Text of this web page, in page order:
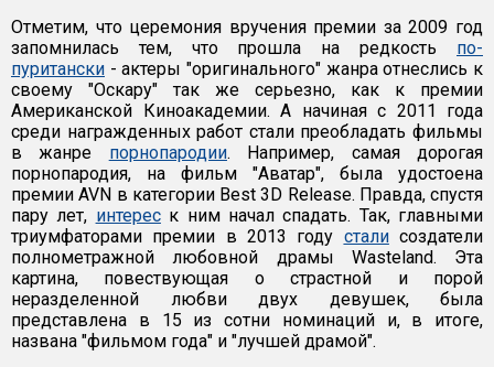
Отметим, что церемония вручения премии за 2009 год
запомнилась тем, что прошла на редкость по-
пуритански - актеры "оригинального" жанра отнеслись к
своему "Оскару" так же серьезно, как к премии
Американской Киноакадемии. А начиная с 2011 года
среди награжденных работ стали преобладать фильмы
в жанре порнопародии. Например, самая дорогая
порнопародия, на фильм "Аватар", была удостоена
премии AVN в категории Best 3D Release. Правда, спустя
пару лет, интереск ним начал спадать. Так, главными
триумфаторами премии в 2013 году сталисоздатели
полнометражной любовной драмы Wasteland. Эта
картина, повествующая о страстной и порой
неразделенной любви двух девушек, была
представлена в 15 из сотни номинаций и, в итоге,
названа "фильмом года" и "лучшей драмой".